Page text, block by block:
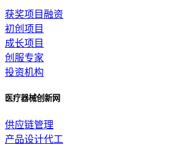
获奖项目融资
初创项目
成长项目
创服专家
投资机构
医疗器械创新网
供应链管理
产品设计代工